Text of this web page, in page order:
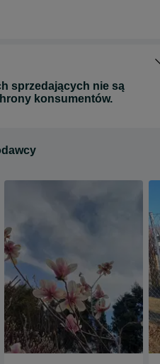
sprzedających nie są
konsumentów.